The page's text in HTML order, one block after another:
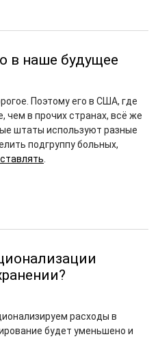
в наше будущее
Поэтому его в США, где
чем в прочих странах, всё же
штаты используют разные
подгруппу больных,
расходы в
будет уменьшено и